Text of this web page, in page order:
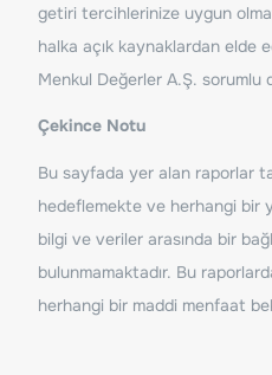
getiri tercihlerinize uygun
halka açık kaynaklardan elde
Menkul Değerler A.Ş. sorumlu
Çekince Notu
Bu sayfada yer alan raporlar
hedeflemekte ve herhangi bir
bilgi ve veriler arasında bir
bulunmamaktadır. Bu
herhangi bir maddi menfaat